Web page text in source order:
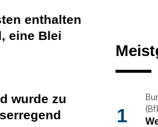
enthalten
eine Blei
wurde zu
1